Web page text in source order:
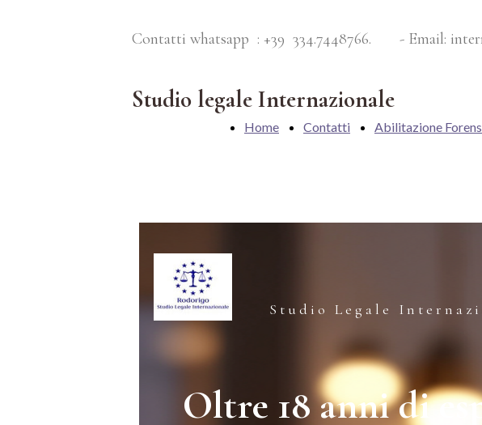
Contatti whatsapp : +39 334.7448766. - Email:
Studio legale Internazionale
Home Contatti Abilitazione
Studio Legale
Oltre 18 anni di